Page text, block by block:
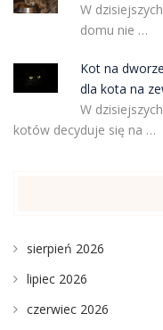
W
domu nie …
Kot na
dla kota na
W
kotów decyduje się na …
sierpień 2026
lipiec 2026
czerwiec 2026